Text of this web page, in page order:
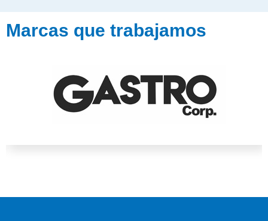
Marcas que trabajamos